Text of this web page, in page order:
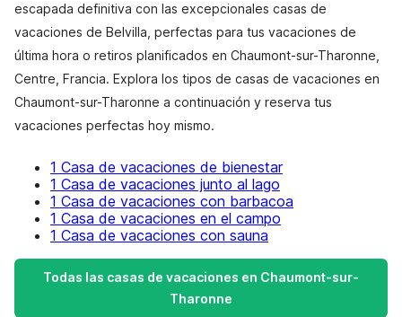
escapada definitiva con las excepcionales casas de
vacaciones de Belvilla, perfectas para tus vacaciones de
última hora o retiros planificados en Chaumont-sur-Tharonne,
Centre, Francia. Explora los tipos de casas de vacaciones en
Chaumont-sur-Tharonne a continuación y reserva tus
vacaciones perfectas hoy mismo.
1 Casa de vacaciones de bienestar
1 Casa de vacaciones junto al lago
1 Casa de vacaciones con barbacoa
1 Casa de vacaciones en el campo
1 Casa de vacaciones con sauna
Todas las casas de vacaciones en Chaumont-sur-
Tharonne